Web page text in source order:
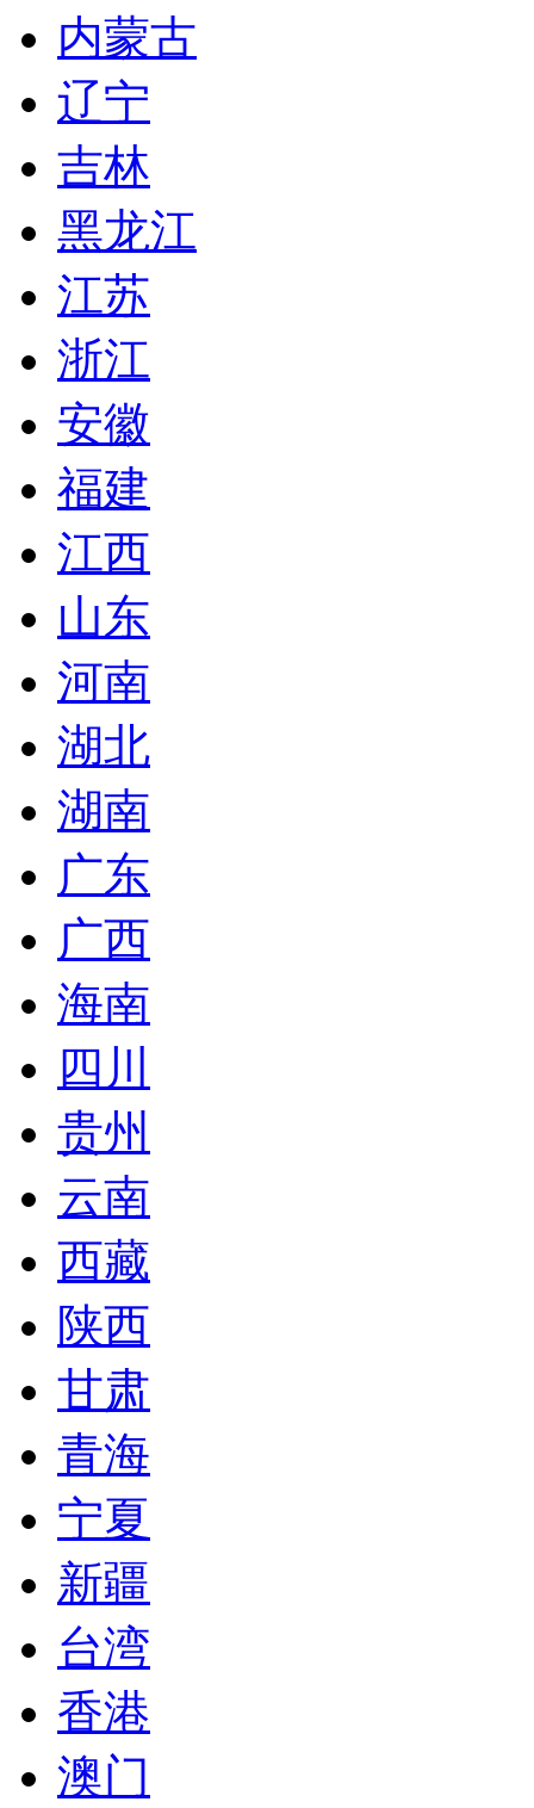
内蒙古
辽宁
吉林
黑龙江
江苏
浙江
安徽
福建
江西
山东
河南
湖北
湖南
广东
广西
海南
四川
贵州
云南
西藏
陕西
甘肃
青海
宁夏
新疆
台湾
香港
澳门